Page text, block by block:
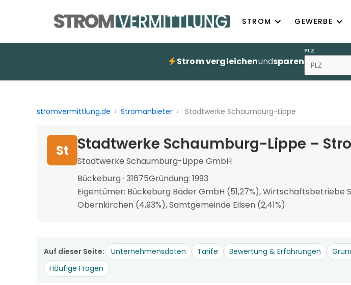
STROM GEWERBE
Strom vergleichenundsparen
PLZ
stromvermittlung.de › Stromanbieter › Stadtwerke Schaumburg-Lippe
St Stadtwerke Schaumburg-Lippe –
Stadtwerke Schaumburg-Lippe GmbH
Bückeburg · 31675Gründung: 1993
Eigentümer: Bückeburg Bäder GmbH (51,27%), Wirtschaftsbetriebe
Obernkirchen (4,93%), Samtgemeinde Eilsen (2,41%)
Auf dieser Seite: Unternehmensdaten Tarife Bewertung & Erfahrungen
Häufige Fragen